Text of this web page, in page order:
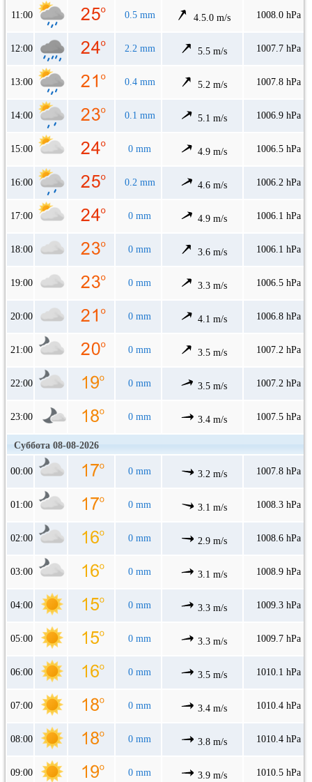
11:00 0.5 mm 4.5.0 m/s 1008.0 hPa
12:00 2.2 mm 5.5 m/s 1007.7 hPa
13:00 0.4 mm 5.2 m/s 1007.8 hPa
14:00 0.1 mm 5.1 m/s 1006.9 hPa
15:00 0 mm 4.9 m/s 1006.5 hPa
16:00 0.2 mm 4.6 m/s 1006.2 hPa
17:00 0 mm 4.9 m/s 1006.1 hPa
18:00 0 mm 3.6 m/s 1006.1 hPa
19:00 0 mm 3.3 m/s 1006.5 hPa
20:00 0 mm 4.1 m/s 1006.8 hPa
21:00 0 mm 3.5 m/s 1007.2 hPa
22:00 0 mm 3.5 m/s 1007.2 hPa
23:00 0 mm 3.4 m/s 1007.5 hPa
Суббота 08-08-2026
00:00 0 mm 3.2 m/s 1007.8 hPa
01:00 0 mm 3.1 m/s 1008.3 hPa
02:00 0 mm 2.9 m/s 1008.6 hPa
03:00 0 mm 3.1 m/s 1008.9 hPa
04:00 0 mm 3.3 m/s 1009.3 hPa
05:00 0 mm 3.3 m/s 1009.7 hPa
06:00 0 mm 3.5 m/s 1010.1 hPa
07:00 0 mm 3.4 m/s 1010.4 hPa
08:00 0 mm 3.8 m/s 1010.4 hPa
09:00 0 mm 3.9 m/s 1010.5 hPa